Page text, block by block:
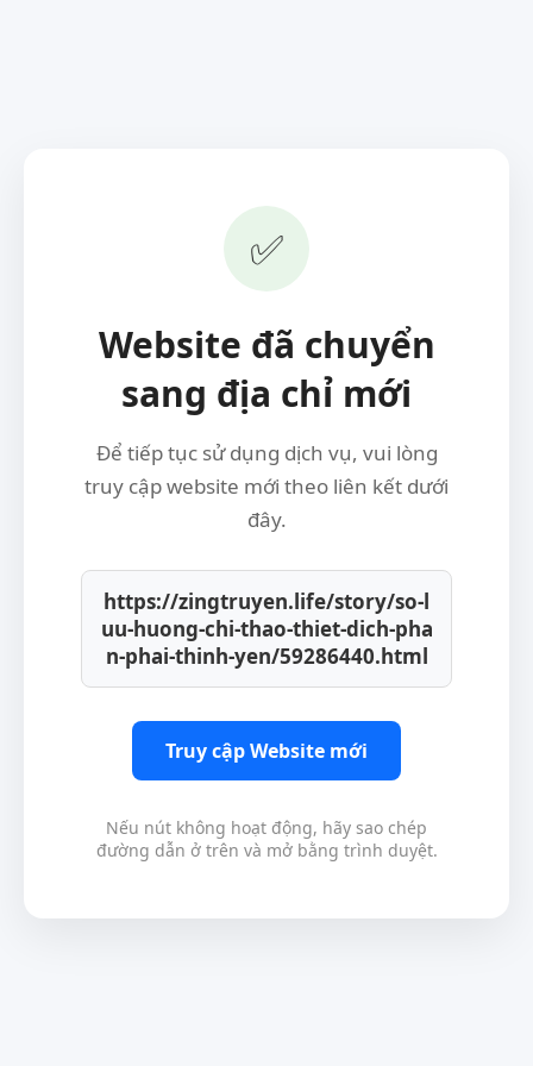
✅
Website đã chuyển
sang địa chỉ mới
Để tiếp tục sử dụng dịch vụ, vui lòng
truy cập website mới theo liên kết dưới
đây.
https://zingtruyen.life/story/so-l
uu-huong-chi-thao-thiet-dich-pha
n-phai-thinh-yen/59286440.html
Truy cập Website mới
Nếu nút không hoạt động, hãy sao chép
đường dẫn ở trên và mở bằng trình duyệt.